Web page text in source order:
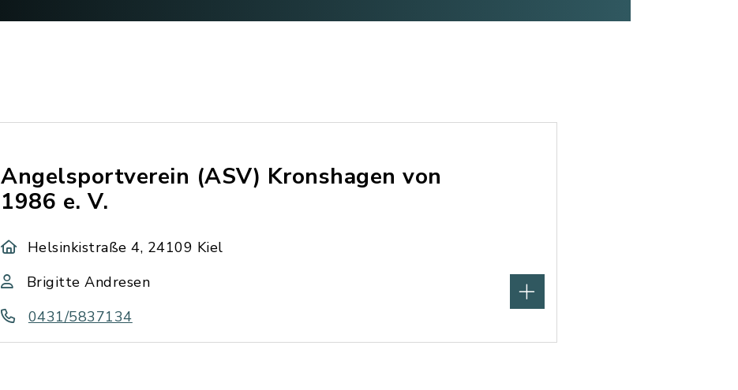
Angelsportverein (ASV) Kronshagen von
1986 e. V.
Helsinkistraße 4, 24109 Kiel
Brigitte Andresen
0431/5837134